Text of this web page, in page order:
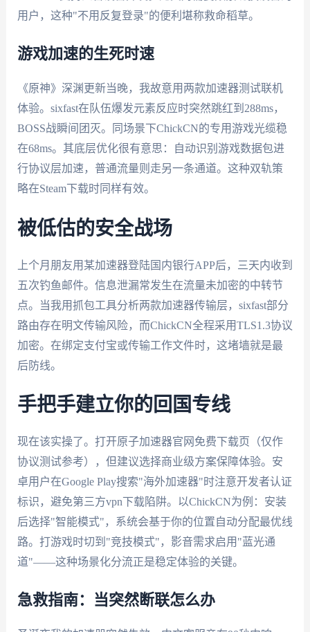
用户，这种"不用反复登录"的便利堪称救命稻草。
游戏加速的生死时速
《原神》深渊更新当晚，我故意用两款加速器测试联机
体验。sixfast在队伍爆发元素反应时突然跳红到288ms，
BOSS战瞬间团灭。同场景下ChickCN的专用游戏光缆稳
在68ms。其底层优化很有意思：自动识别游戏数据包进
行协议层加速，普通流量则走另一条通道。这种双轨策
略在Steam下载时同样有效。
被低估的安全战场
上个月朋友用某加速器登陆国内银行APP后，三天内收到
五次钓鱼邮件。信息泄漏常发生在流量未加密的中转节
点。当我用抓包工具分析两款加速器传输层，sixfast部分
路由存在明文传输风险，而ChickCN全程采用TLS1.3协议
加密。在绑定支付宝或传输工作文件时，这堵墙就是最
后防线。
手把手建立你的回国专线
现在该实操了。打开原子加速器官网免费下载页（仅作
协议测试参考），但建议选择商业级方案保障体验。安
卓用户在Google Play搜索"海外加速器"时注意开发者认证
标识，避免第三方vpn下载陷阱。以ChickCN为例：安装
后选择"智能模式"，系统会基于你的位置自动分配最优线
路。打游戏时切到"竞技模式"，影音需求启用"蓝光通
道"——这种场景化分流正是稳定体验的关键。
急救指南：当突然断联怎么办